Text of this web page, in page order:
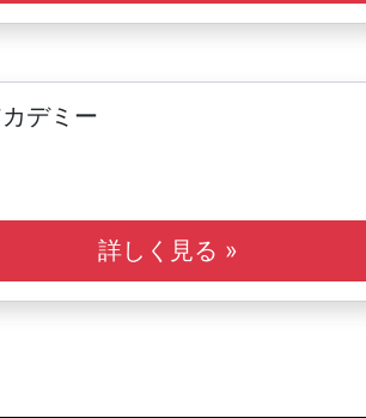
デミー
詳しく見る »